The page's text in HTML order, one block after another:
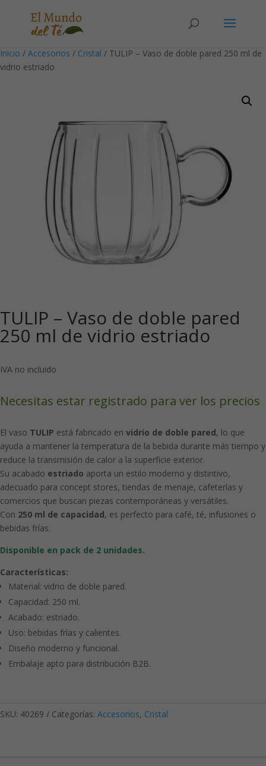
Inicio / Accesorios / Cristal / TULIP – Vaso de doble pared 250 ml de
vidrio estriado
TULIP – Vaso de doble pared
250 ml de vidrio estriado
IVA no incluido
Necesitas estar registrado para ver los precios
El vaso TULIP está fabricado en vidrio de doble pared, lo que
ayuda a mantener la temperatura de la bebida durante más tiempo y
reduce la transmisión de calor a la superficie exterior.
Su acabado estriado aporta un estilo moderno y distintivo,
adecuado para concept stores, tiendas de menaje, cafeterías y
comercios que buscan piezas contemporáneas y versátiles.
Con 250 ml de capacidad, es perfecto para café, té, infusiones o
bebidas frías.
Disponible en pack de 2 unidades.
Características:
Material: vidrio de doble pared.
Capacidad: 250 ml.
Acabado: estriado.
Uso: bebidas frías y calientes.
Diseño moderno y funcional.
Embalaje apto para distribución B2B.
SKU: 40269 Categorías: Accesorios, Cristal